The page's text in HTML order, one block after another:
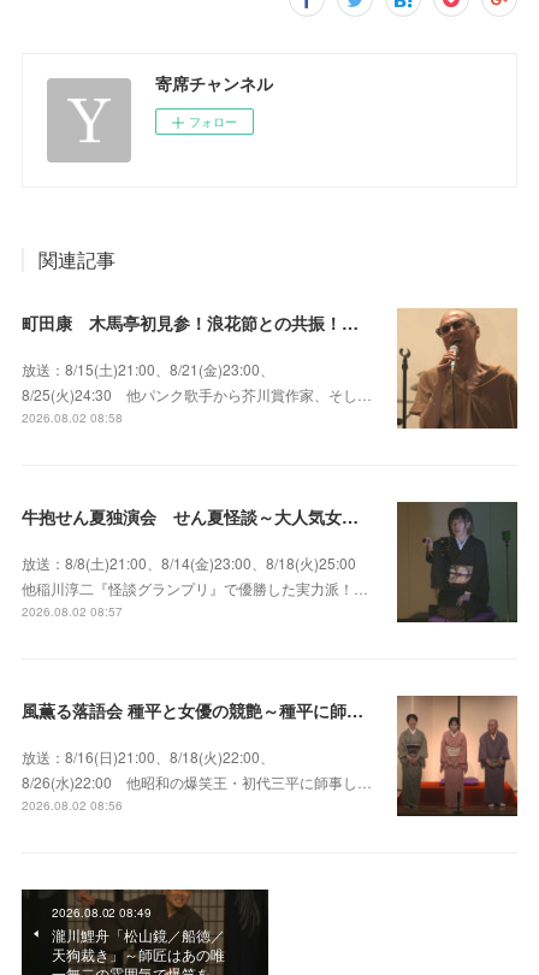
寄席チャンネル
フォロー
関連記事
町田康 木馬亭初見参！浪花節との共振！～マチダ地蔵尊 他
放送：8/15(土)21:00、8/21(金)23:00、
8/25(火)24:30 他パンク歌手から芥川賞作家、そし…
2026.08.02 08:58
牛抱せん夏独演会 せん夏怪談～大人気女性怪談師とっておきの背筋も凍る…
放送：8/8(土)21:00、8/14(金)23:00、8/18(火)25:00
他稲川淳二『怪談グランプリ』で優勝した実力派！…
2026.08.02 08:57
風薫る落語会 種平と女優の競艶～種平に師事した女優たちが百花繚乱に咲き誇る大人気落語会
放送：8/16(日)21:00、8/18(火)22:00、
8/26(水)22:00 他昭和の爆笑王・初代三平に師事し…
2026.08.02 08:56
2026.08.02 08:49
瀧川鯉舟「松山鏡／船徳／
天狗裁き」～師匠はあの唯